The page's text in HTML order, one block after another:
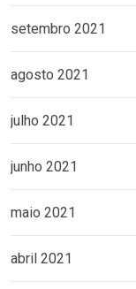
setembro 2021
agosto 2021
julho 2021
junho 2021
maio 2021
abril 2021